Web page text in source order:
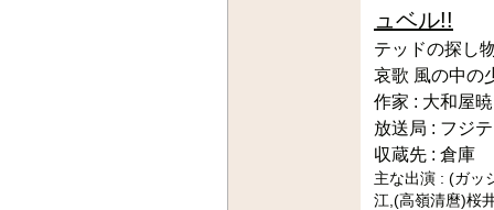
ュベル!!
テッドの探し
哀歌 風の中の
作家 : 大和屋暁
放送局 : フジ
収蔵先 : 倉庫
主な出演 : (ガッ
江,(高嶺清麿)桜